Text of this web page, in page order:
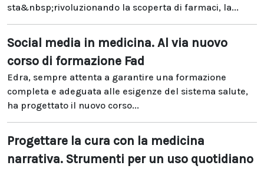
sta&nbsp;rivoluzionando la scoperta di farmaci, la...
Social media in medicina. Al via nuovo
corso di formazione Fad
Edra, sempre attenta a garantire una formazione
completa e adeguata alle esigenze del sistema salute,
ha progettato il nuovo corso...
Progettare la cura con la medicina
narrativa. Strumenti per un uso quotidiano